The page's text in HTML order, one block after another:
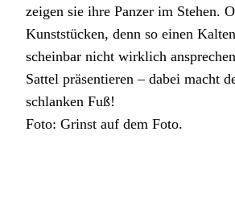
zeigen sie ihre Panzer im Stehen.
Kunststücken, denn so einen
scheinbar nicht wirklich
Sattel präsentieren – dabei macht
schlanken Fuß!
Foto: Grinst auf dem Foto.